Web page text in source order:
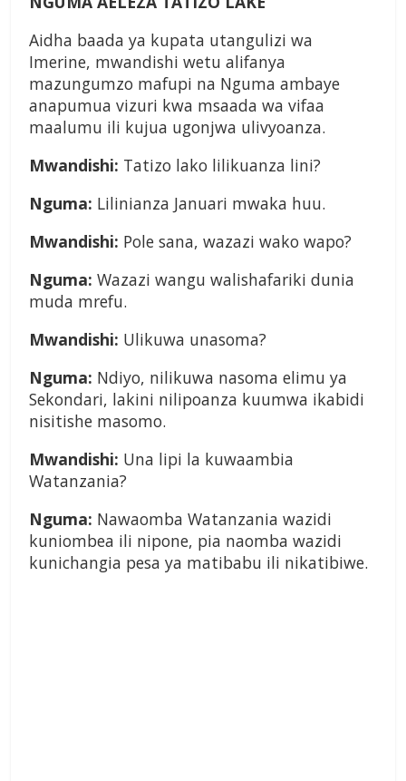
Aidha baada ya kupata utangulizi wa
Imerine, mwandishi wetu alifanya
mazungumzo mafupi na Nguma ambaye
anapumua vizuri kwa msaada wa vifaa
maalumu ili kujua ugonjwa ulivyoanza.
Mwandishi: Tatizo lako lilikuanza lini?
Nguma: Lilinianza Januari mwaka huu.
Mwandishi: Pole sana, wazazi wako wapo?
Nguma: Wazazi wangu walishafariki dunia
muda mrefu.
Mwandishi: Ulikuwa unasoma?
Nguma: Ndiyo, nilikuwa nasoma elimu ya
Sekondari, lakini nilipoanza kuumwa ikabidi
nisitishe masomo.
Mwandishi: Una lipi la kuwaambia
Watanzania?
Nguma: Nawaomba Watanzania wazidi
kuniombea ili nipone, pia naomba wazidi
kunichangia pesa ya matibabu ili nikatibiwe.